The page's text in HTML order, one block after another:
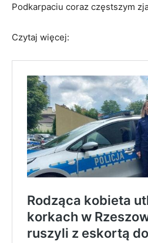
Podkarpaciu coraz częstszym
Czytaj więcej: